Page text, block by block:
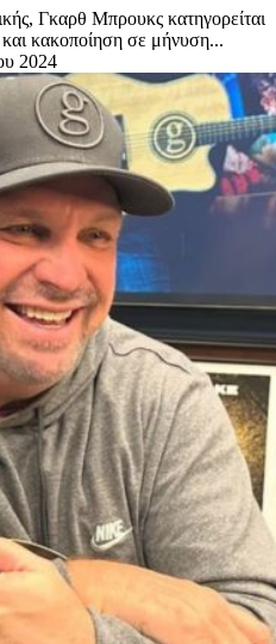
Γκαρθ Μπρουκς κατηγορείται
κακοποίηση σε μήνυση...
2024